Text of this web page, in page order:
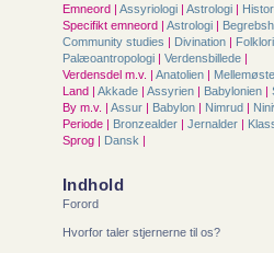
Emneord | Assyriologi | Astrologi |
Specifikt emneord | Astrologi |
Community studies | Divination |
Palæoantropologi | Verdensbillede |
Verdensdel m.v. | Anatolien |
Land | Akkade | Assyrien | Babylonien |
By m.v. | Assur | Babylon | Nimrud |
Periode | Bronzealder | Jernalder |
Sprog | Dansk |
Indhold
Forord
Hvorfor taler stjernerne til os?